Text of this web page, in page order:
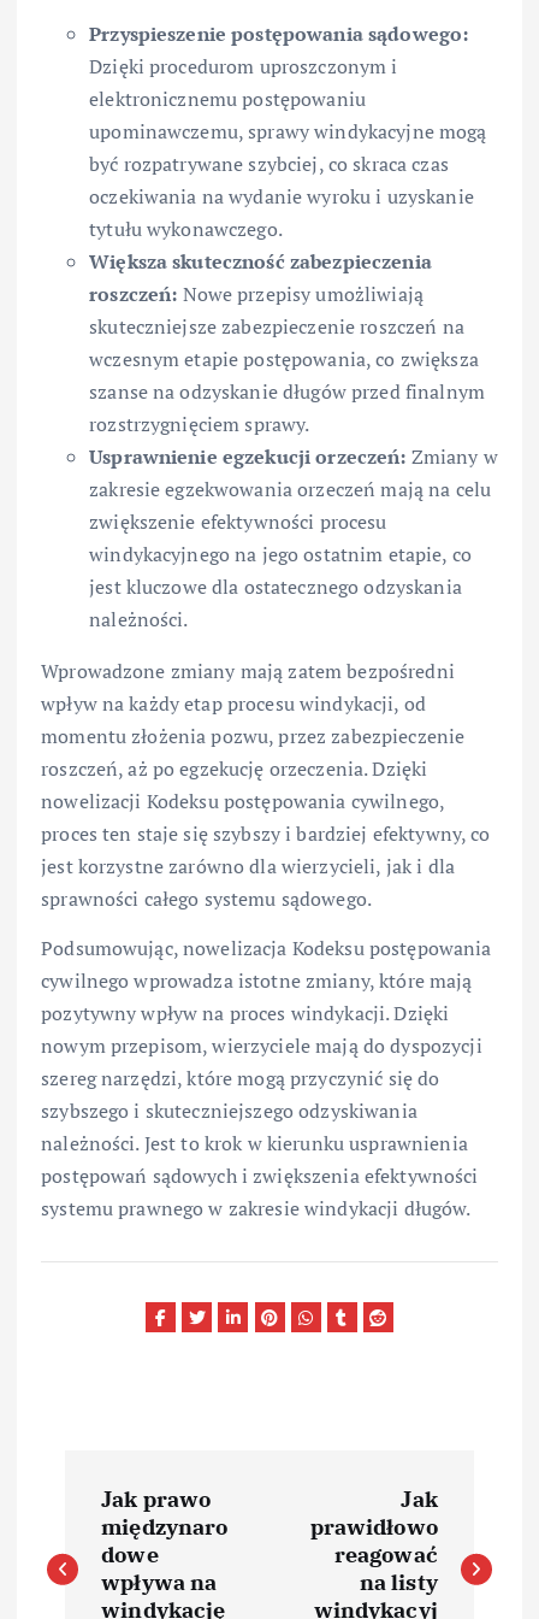
Przyspieszenie postępowania sądowego:
Dzięki procedurom uproszczonym i
elektronicznemu postępowaniu
upominawczemu, sprawy windykacyjne mogą
być rozpatrywane szybciej, co skraca czas
oczekiwania na wydanie wyroku i uzyskanie
tytułu wykonawczego.
Większa skuteczność zabezpieczenia
roszczeń: Nowe przepisy umożliwiają
skuteczniejsze zabezpieczenie roszczeń na
wczesnym etapie postępowania, co zwiększa
szanse na odzyskanie długów przed finalnym
rozstrzygnięciem sprawy.
Usprawnienie egzekucji orzeczeń: Zmiany w
zakresie egzekwowania orzeczeń mają na celu
zwiększenie efektywności procesu
windykacyjnego na jego ostatnim etapie, co
jest kluczowe dla ostatecznego odzyskania
należności.
Wprowadzone zmiany mają zatem bezpośredni
wpływ na każdy etap procesu windykacji, od
momentu złożenia pozwu, przez zabezpieczenie
roszczeń, aż po egzekucję orzeczenia. Dzięki
nowelizacji Kodeksu postępowania cywilnego,
proces ten staje się szybszy i bardziej efektywny, co
jest korzystne zarówno dla wierzycieli, jak i dla
sprawności całego systemu sądowego.
Podsumowując, nowelizacja Kodeksu postępowania
cywilnego wprowadza istotne zmiany, które mają
pozytywny wpływ na proces windykacji. Dzięki
nowym przepisom, wierzyciele mają do dyspozycji
szereg narzędzi, które mogą przyczynić się do
szybszego i skuteczniejszego odzyskiwania
należności. Jest to krok w kierunku usprawnienia
postępowań sądowych i zwiększenia efektywności
systemu prawnego w zakresie windykacji długów.
a
w
Jak prawo
międzynaro
dowe
wpływa na
windykację
Jak
prawidłowo
reagować
na listy
windykacyj